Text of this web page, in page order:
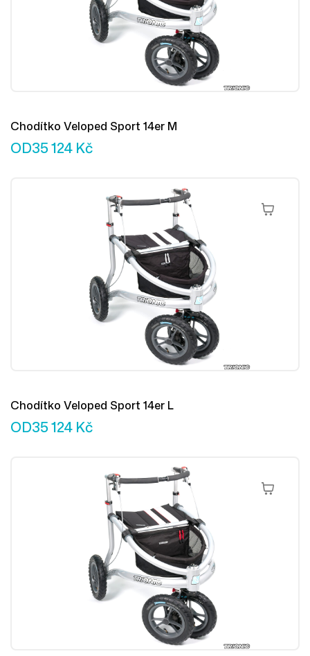
Chodítko Veloped Sport 14er M
OD35 124 Kč
Výběr
Chodítko Veloped Sport 14er L
OD35 124 Kč
Výběr